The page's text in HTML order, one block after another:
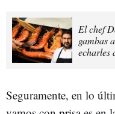
El chef
gambas
echarles
Seguramente, en lo